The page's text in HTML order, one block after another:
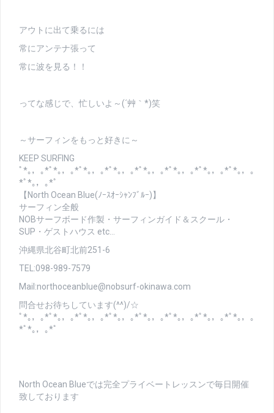
アウトに出て乗るには
常にアンテナ張って
常に波を見る！！
ってな感じで、忙しいよ～(´艸｀*)笑
～サーフィンをもっと好きに～
KEEP SURFING
ﾟ*｡，｡*ﾟ*｡，｡*ﾟ*｡，｡*ﾟ*｡，｡*ﾟ*｡，｡*ﾟ*｡，｡*ﾟ*｡，｡*ﾟ*｡，｡
*ﾟ*｡，｡*ﾟ
【North Ocean Blue(ﾉｰｽｵｰｼｬﾝﾌﾞﾙｰ)】
サーフィン全般
NOBサーフボード作製・サーフィンガイド＆スクール・
SUP・ゲストハウス etc…
沖縄県北谷町北前251-6
TEL:098-989-7579
Mail:northoceanblue@nobsurf-okinawa.com
問合せお待ちしています(^^)/☆
ﾟ*｡，｡*ﾟ*｡，｡*ﾟ*｡，｡*ﾟ*｡，｡*ﾟ*｡，｡*ﾟ*｡，｡*ﾟ*｡，｡*ﾟ*｡，｡
*ﾟ*｡，｡*ﾟ
North Ocean Blueでは完全プライベートレッスンで毎日開催
致しております